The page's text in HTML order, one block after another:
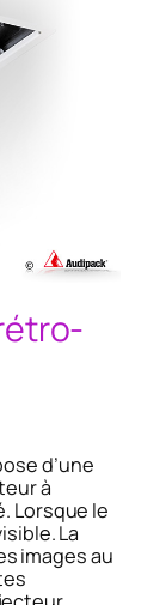
d’une
à
Lorsque le
La
images au